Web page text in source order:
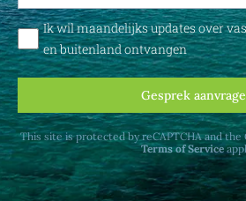
Ik wil maandelijks updates over
en buitenland ontvangen
Gesprek
This site is protected by reCAPTCHA and the
Terms of Service